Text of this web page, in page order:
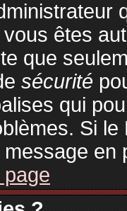
êtes
que
sécurité
qui
Si
en